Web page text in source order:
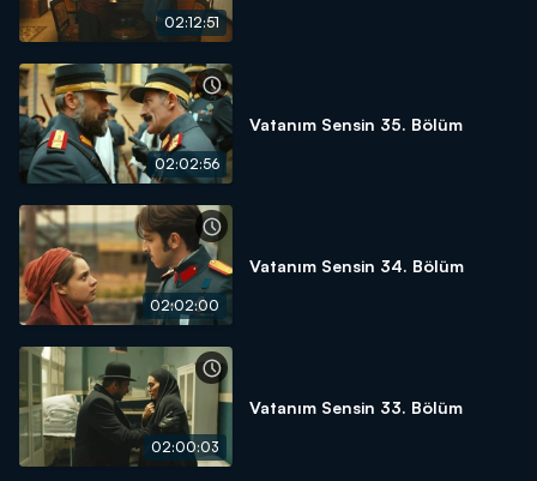
02:12:51
02:02:56
Vatanım Sensin 35. Bölüm
02:02:00
Vatanım Sensin 34. Bölüm
02:00:03
Vatanım Sensin 33. Bölüm